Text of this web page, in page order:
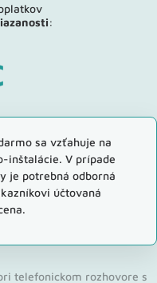
:
sa vzťahuje na
inštalácie. V prípade
je potrebná odborná
účtovaná
telefonickom rozhovore s